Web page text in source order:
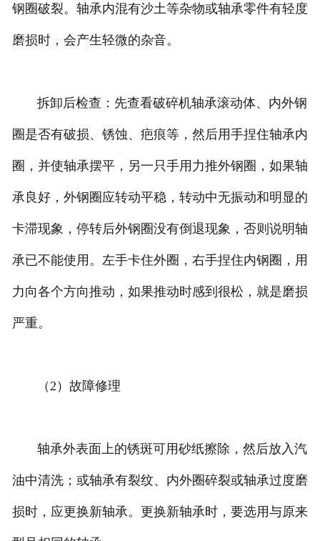
钢圈破裂。轴承内混有沙土等杂物或轴承零件有轻度
磨损时，会产生轻微的杂音。
拆卸后检查：先查看破碎机轴承滚动体、内外钢
圈是否有破损、锈蚀、疤痕等，然后用手捏住轴承内
圈，并使轴承摆平，另一只手用力推外钢圈，如果轴
承良好，外钢圈应转动平稳，转动中无振动和明显的
卡滞现象，停转后外钢圈没有倒退现象，否则说明轴
承已不能使用。左手卡住外圈，右手捏住内钢圈，用
力向各个方向推动，如果推动时感到很松，就是磨损
严重。
（2）故障修理
轴承外表面上的锈斑可用砂纸擦除，然后放入汽
油中清洗；或轴承有裂纹、内外圈碎裂或轴承过度磨
损时，应更换新轴承。更换新轴承时，要选用与原来